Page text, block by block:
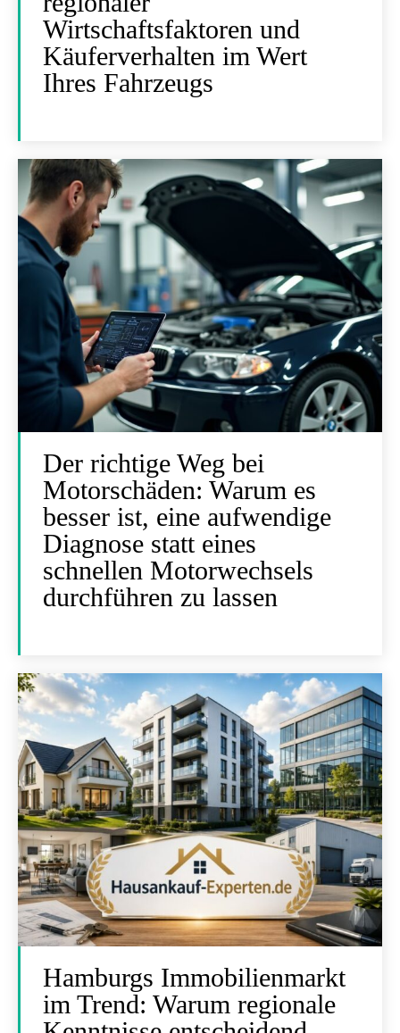
Wirtschaftsfaktoren und
Käuferverhalten im Wert
Ihres Fahrzeugs
Der richtige Weg bei
Motorschäden: Warum es
besser ist, eine aufwendige
Diagnose statt eines
schnellen Motorwechsels
durchführen zu lassen
Hamburgs Immobilienmarkt
im Trend: Warum regionale